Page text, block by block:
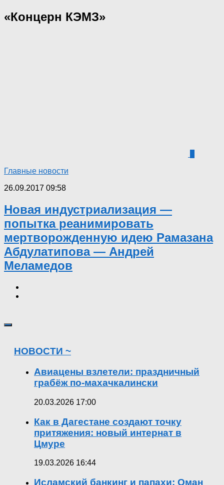
«Концерн КЭМЗ»
Главные новости
26.09.2017 09:58
Новая индустриализация —
попытка реанимировать
мертворожденную идею Рамазана
Абдулатипова — Андрей
Меламедов
НОВОСТИ ~
Авиацены взлетели: праздничный
грабёж по-махачкалински
20.03.2026 17:00
Как в Дагестане создают точку
притяжения: новый интернат в
Цмуре
19.03.2026 16:44
Исламский банкинг и папахи: Оман